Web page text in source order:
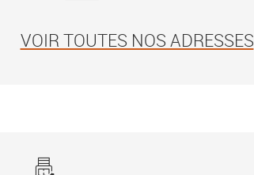
VOIR TOUTES NOS ADRESSES